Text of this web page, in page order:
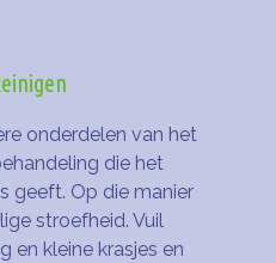
onderdelen van het
die het
geeft. Op die manier
stroefheid. Vuil
en kleine krasjes en